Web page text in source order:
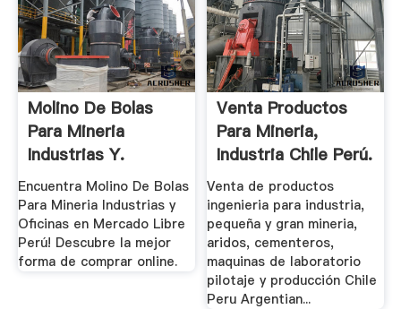
Molino De Bolas
Para Mineria
Industrias Y.
Encuentra Molino De Bolas
Para Mineria Industrias y
Oficinas en Mercado Libre
Perú! Descubre la mejor
forma de comprar online.
Venta Productos
Para Mineria,
Industria Chile Perú.
Venta de productos
ingenieria para industria,
pequeña y gran mineria,
aridos, cementeros,
maquinas de laboratorio
pilotaje y producción Chile
Peru Argentian...